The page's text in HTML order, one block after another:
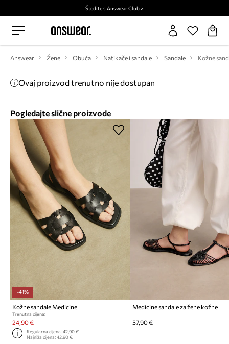
Štedite s Answear Club >
Answear Žene Obuća Natikače i sandale Sandale Kožne
Ovaj proizvod trenutno nije dostupan
Pogledajte slične proizvode
-41%
Kožne sandale Medicine
Trenutna cijena:
24,90 €
Regularna cijena:42,90 €
Najniža cijena:42,90 €
Medicine sandale za žene kožne
57,90 €